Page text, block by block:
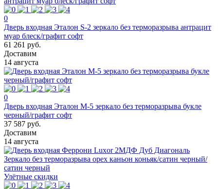
0
Дверь входная Эталон S-2 зеркало без терморазрыва антрацит
муар блеск/графит софт
61 261 руб.
Доставим
14 августа
0
Дверь входная Эталон М-5 зеркало без терморазрыва букле
черный/графит софт
37 587 руб.
Доставим
14 августа
Улётные скидки